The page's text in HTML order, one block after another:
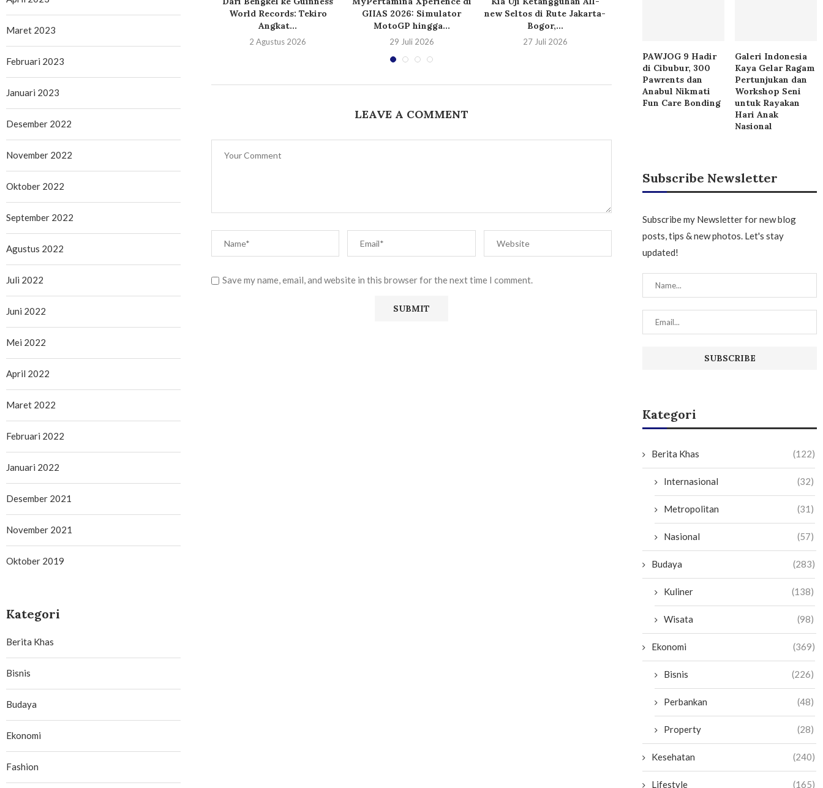
2026: Harga
Nasional, DFSK Resmikan
World Records: Tekiro
Angkat...
2 Agustus 2026
GIIAS 2026: Simulator
MotoGP hingga...
29 Juli 2026
new Seltos di Rute Jakarta-
Bogor,...
27 Juli 2026
LEAVE A COMMENT
Save my name, email, and website in this browser for the next time I comment.
PAWJOG 9 Hadir
di Cibubur, 300
Pawrents dan
Anabul Nikmati
Fun Care Bonding
Galeri Indonesia
Kaya Gelar Ragam
Pertunjukan dan
Workshop Seni
untuk Rayakan
Hari Anak
Nasional
Subscribe Newsletter
Subscribe my Newsletter for new blog
posts, tips & new photos. Let's stay
updated!
Kategori
Berita Khas (122)
Internasional (32)
Metropolitan (31)
Nasional (57)
Budaya (283)
Kuliner (138)
Wisata (98)
Ekonomi (369)
Bisnis (226)
Perbankan (48)
Property (28)
Kesehatan (240)
Lifestyle (165)
Maret 2023
Februari 2023
Januari 2023
Desember 2022
November 2022
Oktober 2022
September 2022
Agustus 2022
Juli 2022
Juni 2022
Mei 2022
April 2022
Maret 2022
Februari 2022
Januari 2022
Desember 2021
November 2021
Oktober 2019
Kategori
Berita Khas
Bisnis
Budaya
Ekonomi
Fashion